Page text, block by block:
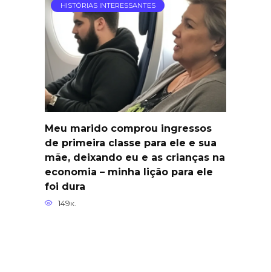
HISTÓRIAS INTERESSANTES
Meu marido comprou ingressos
de primeira classe para ele e sua
mãe, deixando eu e as crianças na
economia – minha lição para ele
foi dura
149к.